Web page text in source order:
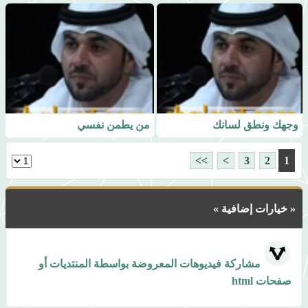
وجهك ونطق لسانك من يطمن نفسي
1
2
3
>
>>
« خيارات إضافية »
مشاركة فيديوهات المعروضة بواسطة المنتديات أو
صفحات html